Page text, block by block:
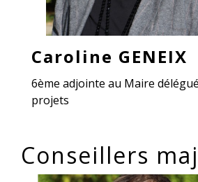
Caroline GENEIX
6ème adjointe au Maire
projets
Conseillers